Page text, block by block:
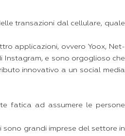
transazioni dal cellulare, quale
applicazioni, ovvero Yoox, Net-
Instagram, e sono orgoglioso che
innovativo a un social media
fatica ad assumere le persone
grandi imprese del settore in